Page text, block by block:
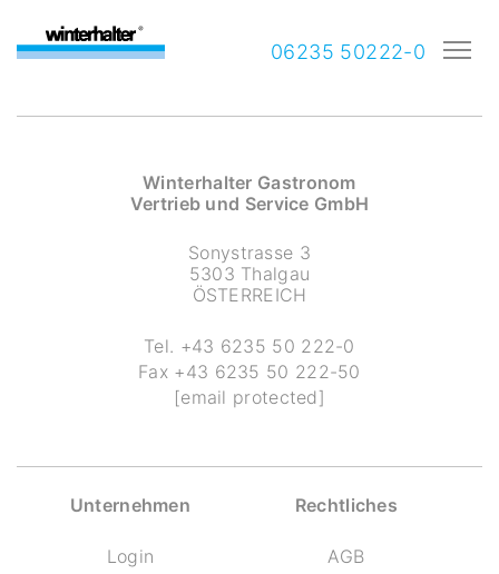
06235 50222-0
Winterhalter Gastronom
Vertrieb und Service GmbH
Sonystrasse 3
5303 Thalgau
ÖSTERREICH
Tel. +43 6235 50 222-0
Fax +43 6235 50 222-50
[email protected]
Unternehmen
Login
Rechtliches
AGB